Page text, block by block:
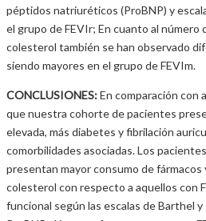
péptidos natriuréticos (ProBNP) y
el grupo de FEVIr; En cuanto al número
colesterol también se han observado
siendo mayores en el grupo de FEVIm.
CONCLUSIONES:En comparación con
que nuestra cohorte de pacientes
elevada, más diabetes y fibrilación
comorbilidades asociadas. Los
presentan mayor consumo de fármacos
colesterol con respecto a aquellos con
funcional según las escalas de Barthel